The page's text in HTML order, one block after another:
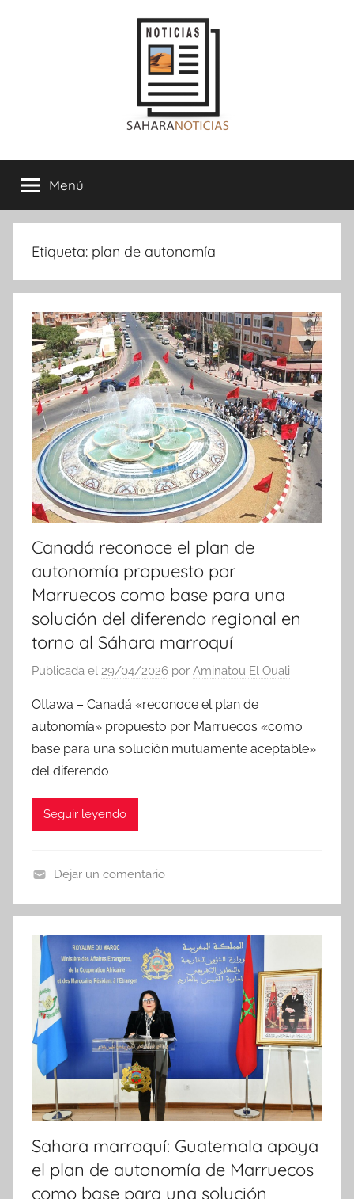
Sahara
Noticias
Menú
Etiqueta: plan de autonomía
Canadá reconoce el plan de
autonomía propuesto por
Marruecos como base para una
solución del diferendo regional en
torno al Sáhara marroquí
Publicada el 29/04/2026 por Aminatou El Ouali
Ottawa – Canadá «reconoce el plan de
autonomía» propuesto por Marruecos «como
base para una solución mutuamente aceptable»
del diferendo
Seguir leyendo
o
t
a
s
Dejar un comentario
Sahara marroquí: Guatemala apoya
el plan de autonomía de Marruecos
como base para una solución